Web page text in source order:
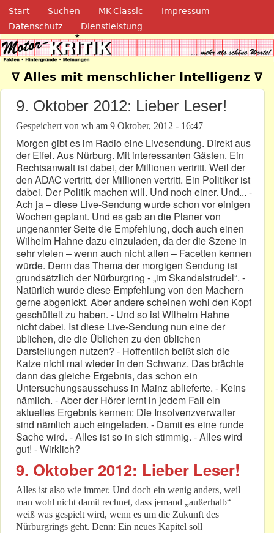
Direkt zum Inhalt
Navigation
Start Suchen MK-Classic
Impressum
Datenschutz
Dienstleistung
Motor-Kritik.de
∇ Alles mit menschlicher Intelligenz ∇
9. Oktober 2012: Lieber Leser!
Gespeichert von wh am 9 Oktober, 2012 - 16:47
Morgen gibt es im Radio eine Livesendung. Direkt aus
der Eifel. Aus Nürburg. Mit interessanten Gästen. Ein
Rechtsanwalt ist dabei, der Millionen vertritt. Weil der
den ADAC vertritt, der Millionen vertritt. Ein Politiker ist
dabei. Der Politik machen will. Und noch einer. Und... -
Ach ja – diese Live-Sendung wurde schon vor einigen
Wochen geplant. Und es gab an die Planer von
ungenannter Seite die Empfehlung, doch auch einen
Wilhelm Hahne dazu einzuladen, da der die Szene in
sehr vielen – wenn auch nicht allen – Facetten kennen
würde. Denn das Thema der morgigen Sendung ist
grundsätzlich der Nürburgring - „im Skandalstrudel“. -
Natürlich wurde diese Empfehlung von den Machern
gerne abgenickt. Aber andere scheinen wohl den Kopf
geschüttelt zu haben. - Und so ist Wilhelm Hahne
nicht dabei. Ist diese Live-Sendung nun eine der
üblichen, die die Üblichen zu den üblichen
Darstellungen nutzen? - Hoffentlich beißt sich die
Katze nicht mal wieder in den Schwanz. Das brächte
dann das gleiche Ergebnis, das schon ein
Untersuchungsausschuss in Mainz ablieferte. - Keins
nämlich. - Aber der Hörer lernt in jedem Fall ein
aktuelles Ergebnis kennen: Die Insolvenzverwalter
sind nämlich auch eingeladen. - Damit es eine runde
Sache wird. - Alles ist so in sich stimmig. - Alles wird
gut! - Wirklich?
9. Oktober 2012: Lieber Leser!
Alles ist also wie immer. Und doch ein wenig anders, weil
man wohl nicht damit rechnet, dass jemand „außerhalb“
weiß was gespielt wird, wenn es um die Zukunft des
Nürburgrings geht. Denn: Ein neues Kapitel soll